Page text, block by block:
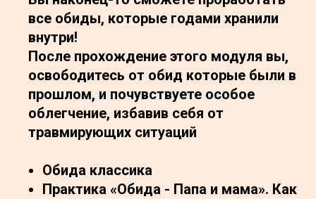
все обиды, которые годами хранили
внутри!
После прохождение этого модуля вы,
освободитесь от обид которые были в
прошлом, и почувствуете особое
облегчение, избавив себя от
травмирующих ситуаций
Обида классика
Практика «Обида - Папа и мама». Как